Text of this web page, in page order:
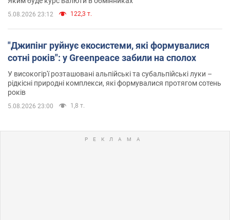
5.08.2026 23:12 122,3 т.
"Джипінг руйнує екосистеми, які формувалися
сотні років": у Greenpeace забили на сполох
У високогір'ї розташовані альпійські та субальпійські луки –
рідкісні природні комплекси, які формувалися протягом сотень
років
5.08.2026 23:00 1,8 т.